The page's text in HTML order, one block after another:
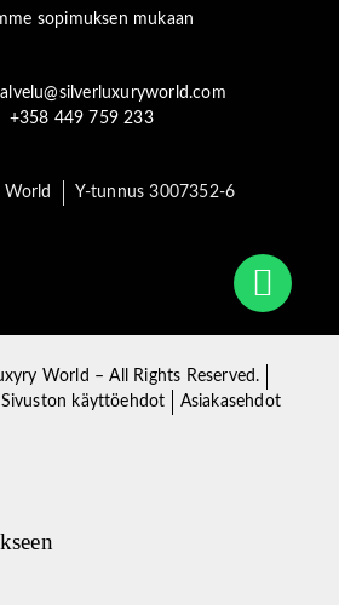
sopimuksen mukaan
+358 449 759 233
World Y-tunnus 3007352-6
World – All Rights Reserved.
Sivuston käyttöehdot Asiakasehdot